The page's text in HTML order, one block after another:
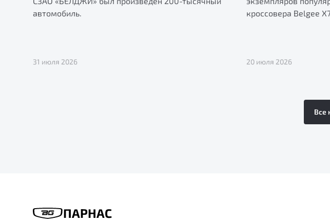
автомобиль.
31 июля 2026
кроссовера Belgee
20 июля 2026
Все
ПАРНАС